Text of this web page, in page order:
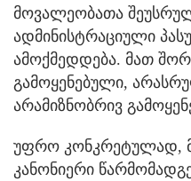
მოვალეობათა
ადმინისტრაციული
ამოქმედდება. მათ
გამოყენებული,
არამიზნობრივ
უფრო კონკრეტულად,
კანონიერი